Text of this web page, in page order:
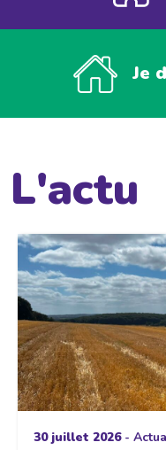
Je
L'actu
30 juillet 2026-